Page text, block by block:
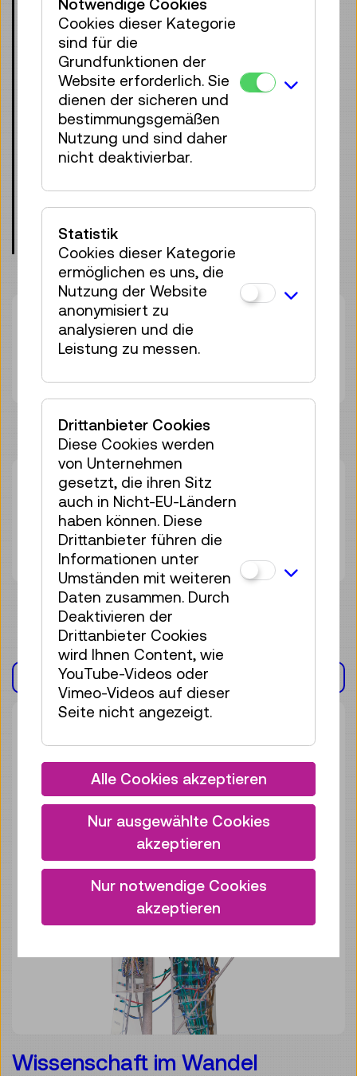
Wissenschaft, Bildung, Wirtschaft und
Gesellschaft baut. In der Pädagog:innen-
Führung stellen wir die
Vermittlungsangebote für Schulklassen
vor, die speziell für die Ausstellung –
aber auch darüber hinaus – konzipiert
wurden. Dabei gehen wir besonders auf
interaktive Exponate ein und stehen
auch für organisatorische Fragen zur
Vorbereitung des Museumsbesuchs
gerne zur Verfügung.
Treffpunkt: Eingangshalle, Ebene 0
Dauer:01:15h
Gruppengröße:25
Mo 02.11. 16:00 –17:15
Führung
23 Plätze frei
€ 0,00
AUSSTELLUNG(EN)
Wissenschaft im Wandel
Notwendige Cookies
Cookies dieser Kategorie
sind für die
Grundfunktionen der
Website erforderlich. Sie
dienen der sicheren und
bestimmungsgemäßen
Nutzung und sind daher
nicht deaktivierbar.
Statistik
Cookies dieser Kategorie
ermöglichen es uns, die
Nutzung der Website
anonymisiert zu
analysieren und die
Leistung zu messen.
Drittanbieter Cookies
Diese Cookies werden
von Unternehmen
gesetzt, die ihren Sitz
auch in Nicht-EU-Ländern
haben können. Diese
Drittanbieter führen die
Informationen unter
Umständen mit weiteren
Daten zusammen. Durch
Deaktivieren der
Drittanbieter Cookies
wird Ihnen Content, wie
YouTube-Videos oder
Vimeo-Videos auf dieser
Seite nicht angezeigt.
Alle Cookies akzeptieren
Nur ausgewählte Cookies
akzeptieren
Nur notwendige Cookies
akzeptieren